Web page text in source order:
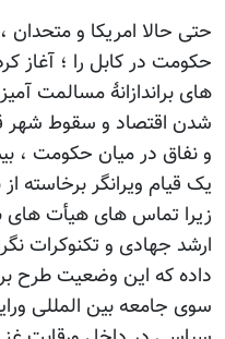
حتی حالا امریکا و
حکومت در کابل را ؛ آغاز
های براندازانۀ مسالمت
شدن اقتصاد و سقوط شهر
و نفاق در میان حکومت ،
یک قیام ویرانگر برخاسته
زیرا تماس های هیأت های
ارشد جهادی و تکنوکرات
داده که این وضعیت طرح
سوی جامعه بین المللی